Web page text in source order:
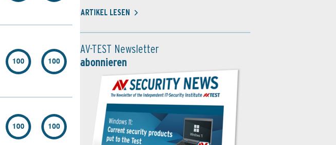
100 100
100 100
ARTIKEL LESEN
AV-TEST Newsletter
abonnieren